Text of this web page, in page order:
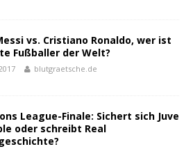
vs. Cristiano Ronaldo, wer ist
Fußballer der Welt?
blutgraetsche.de
League-Finale: Sichert sich Juve
oder schreibt Real